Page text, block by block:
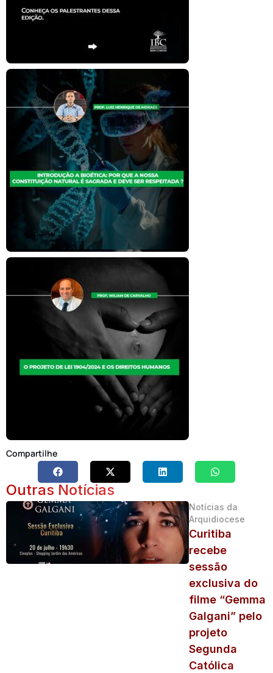
Compartilhe
Outras Notícias
Notícias da
Arquidiocese
Curitiba
recebe
sessão
exclusiva do
filme “Gemma
Galgani” pelo
projeto
Segunda
Católica